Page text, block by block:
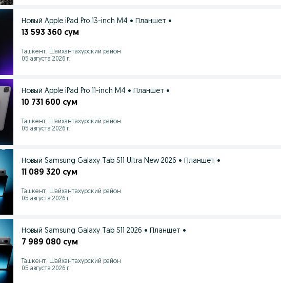
Новый Apple iPad Pro 13-inch M4 • Планшет •
13 593 360 сум
Ташкент, Шайхантахурский район
05 августа 2026 г.
Новый Apple iPad Pro 11-inch M4 • Планшет •
10 731 600 сум
Ташкент, Шайхантахурский район
05 августа 2026 г.
Новый Samsung Galaxy Tab S11 Ultra New 2026 • Планшет •
11 089 320 сум
Ташкент, Шайхантахурский район
05 августа 2026 г.
Новый Samsung Galaxy Tab S11 2026 • Планшет •
7 989 080 сум
Ташкент, Шайхантахурский район
05 августа 2026 г.